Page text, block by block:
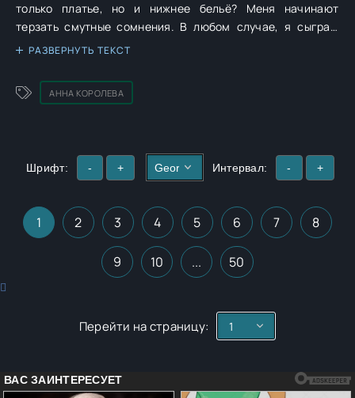
только платье, но и нижнее бельё? Меня начинают
терзать смутные сомнения. В любом случае, я сыграю
невесту так, что эту свадьбу запомнят и гости, и сам
РАЗВЕРНУТЬ ТЕКСТ
АННА КОРОЛЕВА
Шрифт: - + Интервал: - +
1 2 3 4 5 6 7 8
9 10 ... 50
Перейти на страницу: